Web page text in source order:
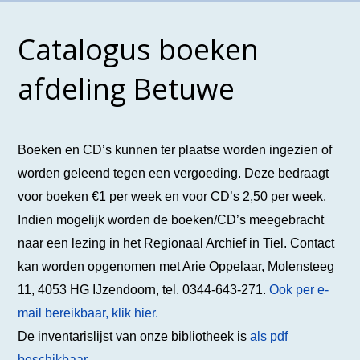
Catalogus boeken
afdeling Betuwe
Boeken en CD’s kunnen ter plaatse worden ingezien of
worden geleend tegen een vergoeding. Deze bedraagt
voor boeken €1 per week en voor CD’s 2,50 per week.
Indien mogelijk worden de boeken/CD’s meegebracht
naar een lezing in het Regionaal Archief in Tiel. Contact
kan worden opgenomen met Arie Oppelaar, Molensteeg
11, 4053 HG IJzendoorn, tel. 0344-643-271.Ook per e-
mail bereikbaar, klik hier.
De inventarislijst van onze bibliotheek isals pdf